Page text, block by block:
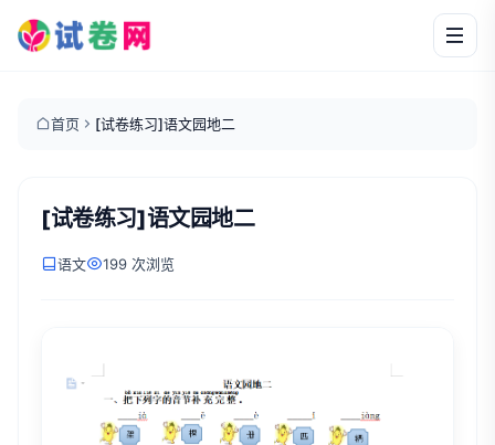
首页 [试卷练习]语文园地二
[试卷练习]语文园地二
语文 199 次浏览